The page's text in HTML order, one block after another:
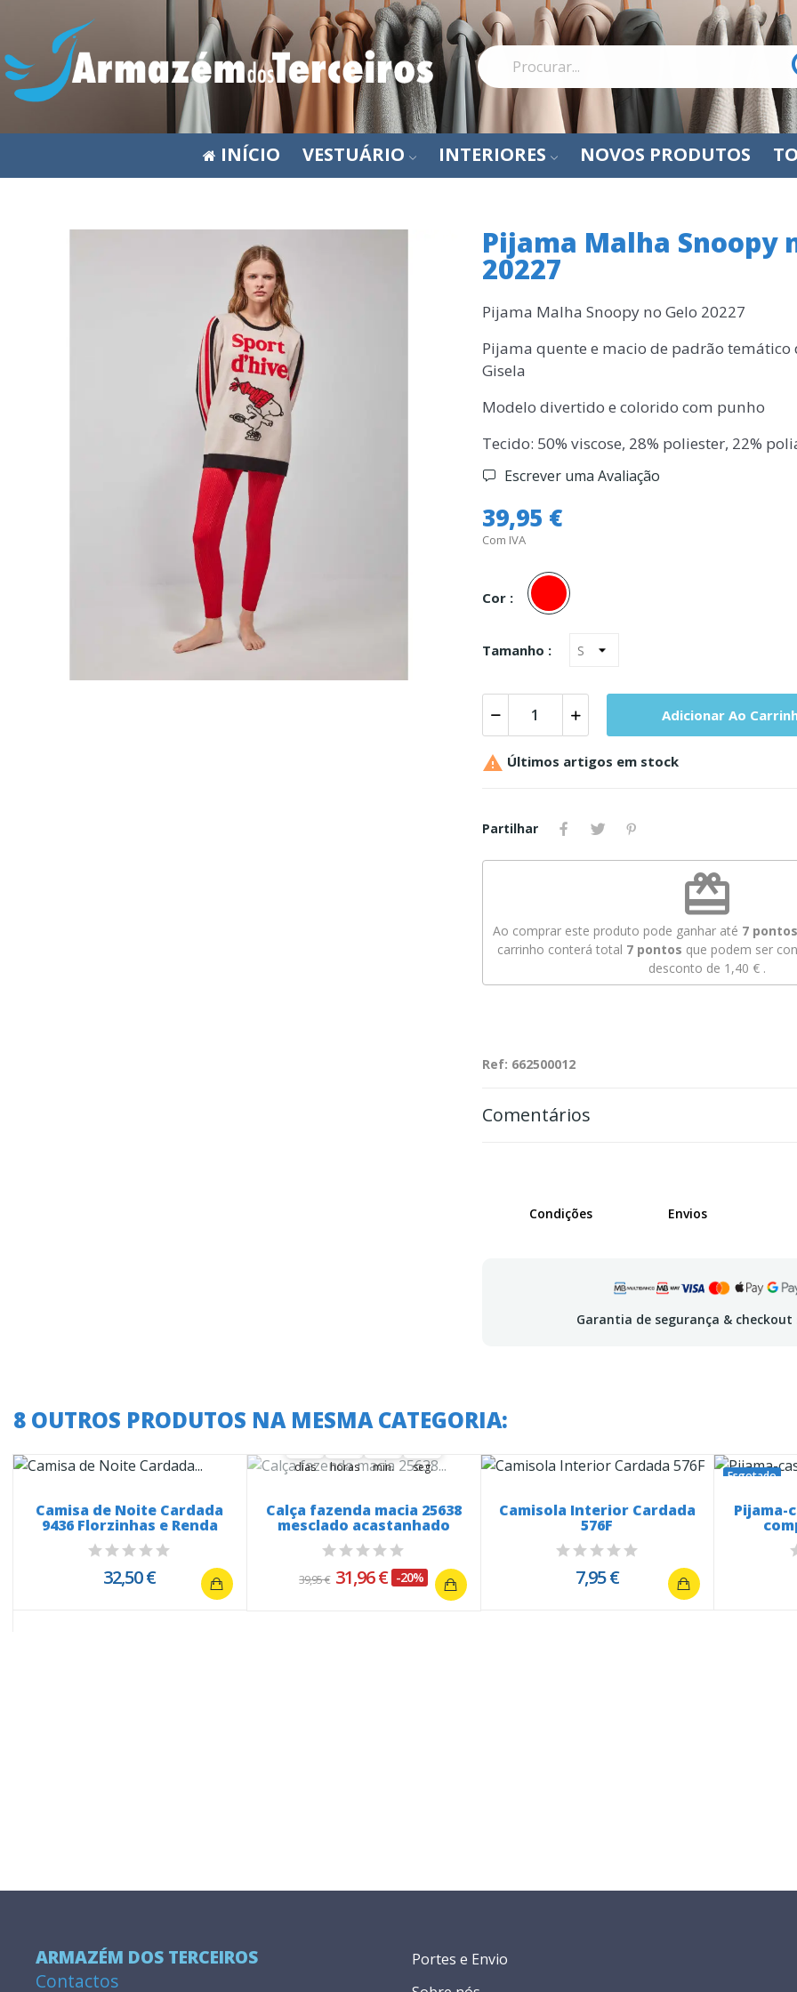
INÍCIO VESTUÁRIO INTERIORES NOVOS PRODUTOS
Pijama Malha Snoopy
20227
Pijama Malha Snoopy no Gelo 20227
Pijama quente e macio de padrão temático
Gisela
Modelo divertido e colorido com punho
Tecido: 50% viscose, 28% poliester, 22%
Escrever uma Avaliação
39,95 €
Com IVA
Cor :
Vermelho
Tamanho :
Adicionar Ao
 Últimos artigos em stock
Partilhar
redeem
Ao comprar este produto pode ganhar até 7
carrinho conterá total 7pontos que podem ser
desconto de 1,40 € .
Ref: 662500012
Comentários
Condições Envios
Garantia de segurança & checkout
8 OUTROS PRODUTOS NA MESMA CATEGORIA:
Camisa de Noite Cardada
9436 Florzinhas e Renda
32,50 €
37
37
00
dias
05
05
00
horas
19
19
00
min.
06
06
07
seg.
Calça fazenda macia 25638
mesclado acastanhado
39,95 € 31,96 € -20%
Camisola Interior Cardada
576F
7,95 €
Esgotado
Pijama-
ARMAZÉM DOS TERCEIROS
Contactos
Portes e Envio